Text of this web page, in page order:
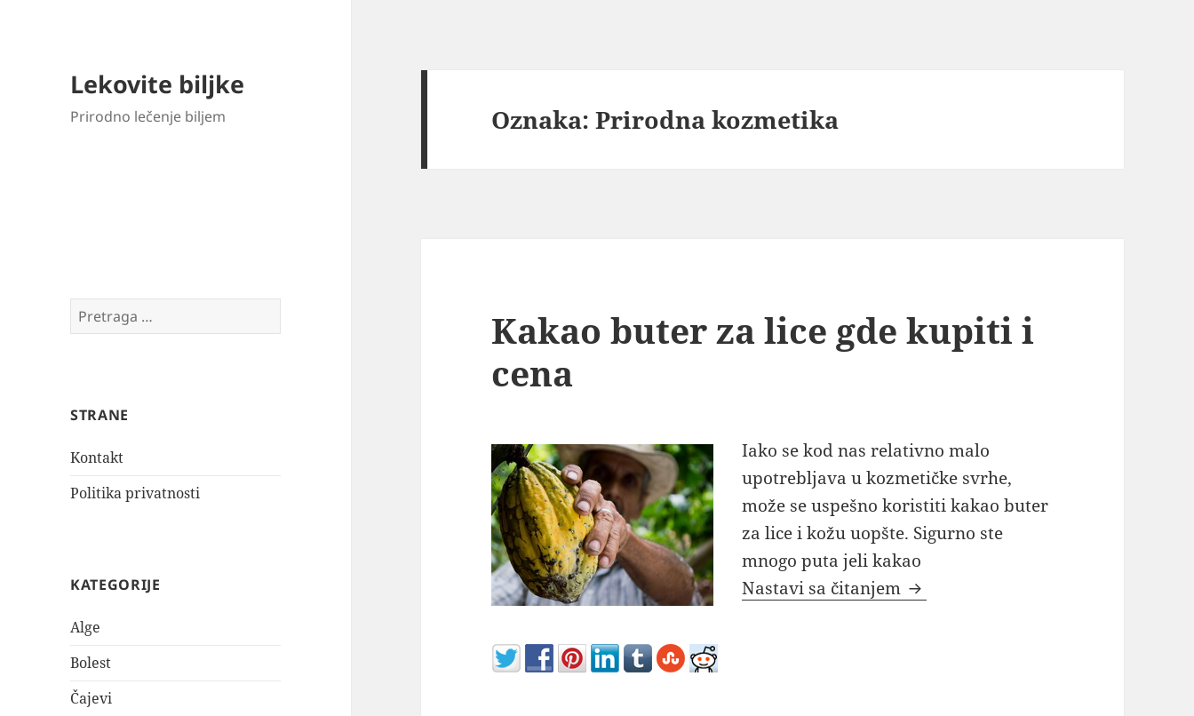
Lekovite biljke
Prirodno lečenje biljem
Pretraga
za:
STRANE
Kontakt
Politika privatnosti
KATEGORIJE
Alge
Bolest
Čajevi
Oznaka:Prirodna kozmetika
Kakao buter za lice gde kupiti i
cena
Iako se kod nas relativno malo
upotrebljava u kozmetičke svrhe,
može se uspešno koristiti kakao buter
za lice i kožu uopšte. Sigurno ste
mnogo puta jeli kakao
Nastavi sa čitanjem Kakao buter za lice gde kupiti i